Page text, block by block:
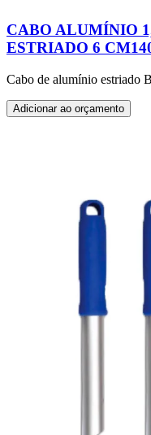
CABO ALUMÍNIO
ESTRIADO 6
Cabo de alumínio estriado
Adicionar ao orçamento